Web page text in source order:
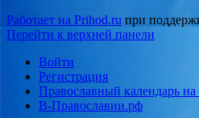
Работает на Prihod.ru при
Перейти к верхней панели
Войти
Регистрация
Православный календарь на
В-Православии.рф